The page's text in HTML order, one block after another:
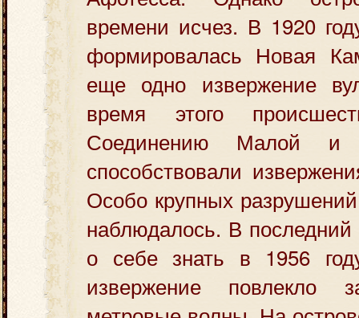
времени исчез. В 1920
формировалась Новая
еще одно извержение
время этого
Соединению Малой и
способствовали
Особо крупных
наблюдалось. В последний
о себе знать в 1956
извержение повлекло